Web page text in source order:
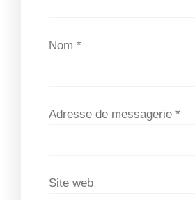
Nom *
Adresse de messagerie *
Site web